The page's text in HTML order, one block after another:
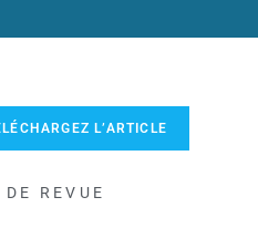
L’ARTICLE
REVUE